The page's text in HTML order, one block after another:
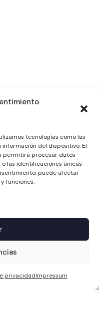
tecnologías como las
del dispositivo. El
permitirá procesar datos
las identificaciones únicas
puede afectar
funciones.
privacidadImpressum